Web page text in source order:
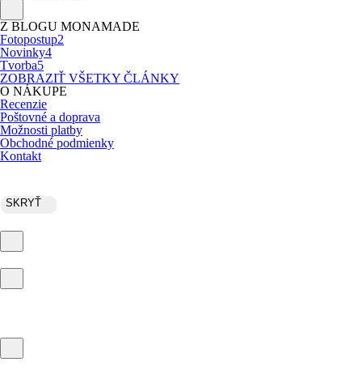
Z BLOGU MONAMADE
Fotopostup2
Novinky4
Tvorba5
ZOBRAZIŤ VŠETKY ČLÁNKY
O NÁKUPE
Recenzie
Poštovné a doprava
Možnosti platby
Obchodné podmienky
Kontakt
SKRYŤ